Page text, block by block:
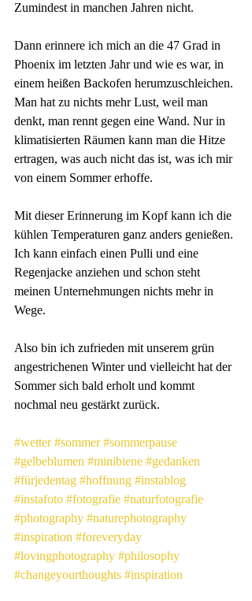
Zumindest in manchen Jahren nicht.
Dann erinnere ich mich an die 47 Grad in
Phoenix im letzten Jahr und wie es war, in
einem heißen Backofen herumzuschleichen.
Man hat zu nichts mehr Lust, weil man
denkt, man rennt gegen eine Wand. Nur in
klimatisierten Räumen kann man die Hitze
ertragen, was auch nicht das ist, was ich mir
von einem Sommer erhoffe.
Mit dieser Erinnerung im Kopf kann ich die
kühlen Temperaturen ganz anders genießen.
Ich kann einfach einen Pulli und eine
Regenjacke anziehen und schon steht
meinen Unternehmungen nichts mehr in
Wege.
Also bin ich zufrieden mit unserem grün
angestrichenen Winter und vielleicht hat der
Sommer sich bald erholt und kommt
nochmal neu gestärkt zurück.
#wetter #sommer #sommerpause
#gelbeblumen #minibiene #gedanken
#fürjedentag #hoffnung #instablog
#instafoto #fotografie #naturfotografie
#photography #naturephotography
#inspiration #foreveryday
#lovingphotography #philosophy
#changeyourthoughts #inspiration